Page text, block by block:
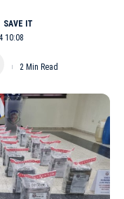
10:08
2 Min Read